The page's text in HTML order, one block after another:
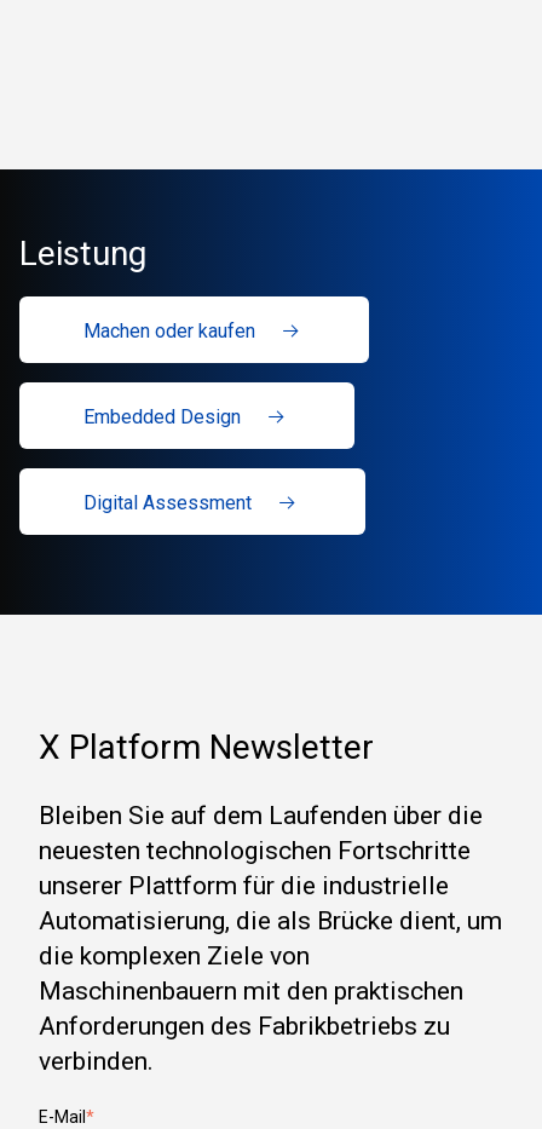
Leistung
Machen oder kaufen
Embedded Design
Digital Assessment
X Platform Newsletter
Bleiben Sie auf dem Laufenden über die
neuesten technologischen Fortschritte
unserer Plattform für die industrielle
Automatisierung, die als Brücke dient, um
die komplexen Ziele von
Maschinenbauern mit den praktischen
Anforderungen des Fabrikbetriebs zu
verbinden.
E-Mail *